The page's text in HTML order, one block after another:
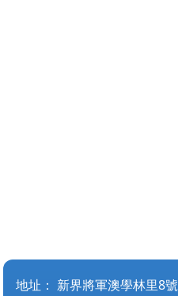
地址： 新界將軍澳學林里8號